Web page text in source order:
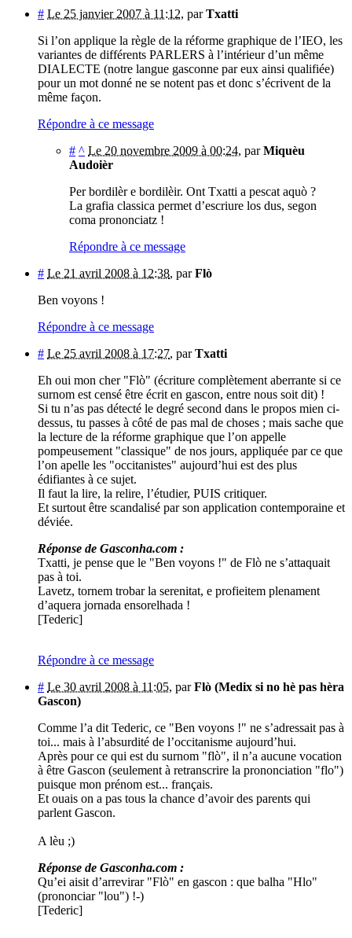
# Le 25 janvier 2007 à 11:12, parTxatti
Si l’on applique la règle de la réforme graphique de l’IEO, les
variantes de différents PARLERS à l’intérieur d’un même
DIALECTE (notre langue gasconne par eux ainsi qualifiée)
pour un mot donné ne se notent pas et donc s’écrivent de la
même façon.
Répondre à ce message
# ^ Le 20 novembre 2009 à 00:24, parMiquèu
Audoièr
Per bordilèr e bordilèir. Ont Txatti a pescat aquò ?
La grafia classica permet d’escriure los dus, segon
coma prononciatz !
Répondre à ce message
# Le 21 avril 2008 à 12:38, parFlò
Ben voyons !
Répondre à ce message
# Le 25 avril 2008 à 17:27, parTxatti
Eh oui mon cher "Flò" (écriture complètement aberrante si ce
surnom est censé être écrit en gascon, entre nous soit dit) !
Si tu n’as pas détecté le degré second dans le propos mien ci-
dessus, tu passes à côté de pas mal de choses ; mais sache que
la lecture de la réforme graphique que l’on appelle
pompeusement "classique" de nos jours, appliquée par ce que
l’on apelle les "occitanistes" aujourd’hui est des plus
édifiantes à ce sujet.
Il faut la lire, la relire, l’étudier, PUIS critiquer.
Et surtout être scandalisé par son application contemporaine et
déviée.
Réponse de Gasconha.com :
Txatti, je pense que le "Ben voyons !" de Flò ne s’attaquait
pas à toi.
Lavetz, tornem trobar la serenitat, e profieitem plenament
d’aquera jornada ensorelhada !
[Tederic]
Répondre à ce message
# Le 30 avril 2008 à 11:05, parFlò (Medix si no hè pas hèra
Gascon)
Comme l’a dit Tederic, ce "Ben voyons !" ne s’adressait pas à
toi... mais à l’absurdité de l’occitanisme aujourd’hui.
Après pour ce qui est du surnom "flò", il n’a aucune vocation
à être Gascon (seulement à retranscrire la prononciation "flo")
puisque mon prénom est... français.
Et ouais on a pas tous la chance d’avoir des parents qui
parlent Gascon.
A lèu ;)
Réponse de Gasconha.com :
Qu’ei aisit d’arrevirar "Flò" en gascon : que balha "Hlo"
(prononciar "lou") !-)
[Tederic]